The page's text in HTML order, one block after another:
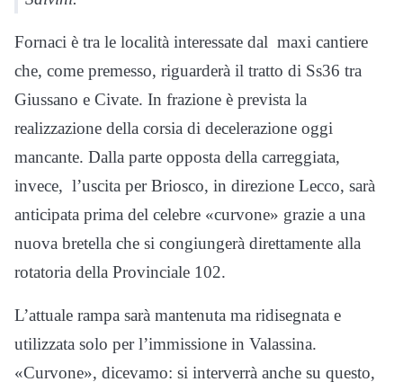
Fornaci è tra le località interessate dal maxi cantiere
che, come premesso, riguarderà il tratto di Ss36 tra
Giussano e Civate. In frazione è prevista la
realizzazione della corsia di decelerazione oggi
mancante. Dalla parte opposta della carreggiata,
invece, l’uscita per Briosco, in direzione Lecco, sarà
anticipata prima del celebre «curvone» grazie a una
nuova bretella che si congiungerà direttamente alla
rotatoria della Provinciale 102.
L’attuale rampa sarà mantenuta ma ridisegnata e
utilizzata solo per l’immissione in Valassina.
«Curvone», dicevamo: si interverrà anche su questo,